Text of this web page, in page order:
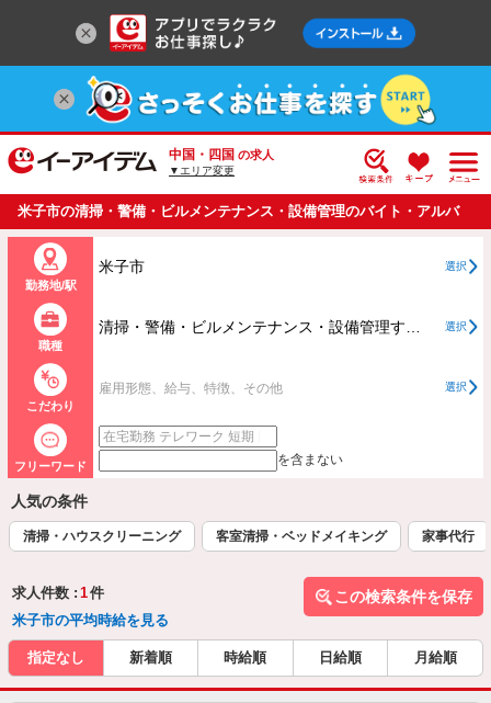
中国・四国 の求人
▼エリア変更
米子市の清掃・警備・ビルメンテナンス・設備管理のバイト・アルバ
イト・パートの求人情報一覧
勤務地/駅
米子市 選択
職種
選択
こだわり
雇用形態、給与、特徴、その他 選択
フリーワード を含まない
人気の条件
清掃・ハウスクリーニング 客室清掃・ベッドメイキング 家事代行
求人件数 : 1件
米子市の平均時給を見る
この検索条件を保存
指定なし 新着順 時給順 日給順 月給順